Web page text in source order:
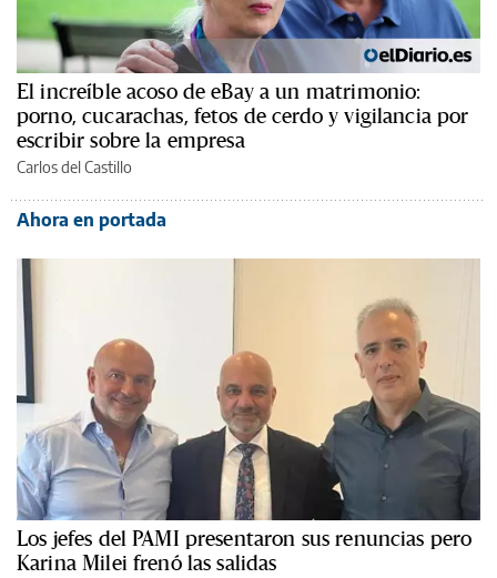
El increíble acoso de eBay a un matrimonio:
porno, cucarachas, fetos de cerdo y vigilancia por
escribir sobre la empresa
Carlos del Castillo
Ahora en portada
Los jefes del PAMI presentaron sus renuncias pero
Karina Milei frenó las salidas